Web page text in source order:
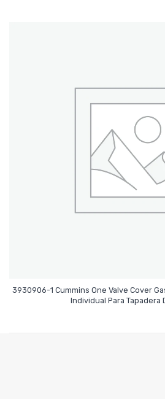
3930906-1 Cummins One Valve Cover
Individual Para Tapadera
Leer Más